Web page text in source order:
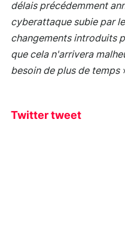
délais précédemment
cyberattaque subie par
changements introduits
que cela n'arrivera
besoin de plus de temps
Twitter tweet